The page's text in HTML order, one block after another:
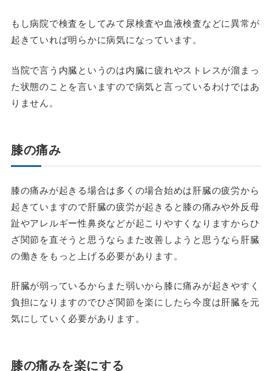
もし病院で検査をしてみて尿検査や血液検査などに異常が
起きていれば明らかに病気になっています。
当院で言う内臓というのは内臓に疲れやストレスが溜まっ
た状態のことを言いますので病気と言っているわけではあ
りません。
膝の痛み
膝の痛みが起きる場合は多くの場合始めは肝臓の疲労から
起きていますので肝臓の疲労が起きると膝の痛みや外反母
趾やアレルギー性鼻炎などが起こりやすくなりますからひ
ざ関節を直そうと思うならまた改善しようと思うなら肝臓
の働きをもっと上げる必要があります。
肝臓が弱っているからまた弱いから膝に痛みが起きやすく
負担になりますのでひざ関節を楽にしたら今度は肝臓を元
気にしていく必要があります。
膝の痛みを楽にする